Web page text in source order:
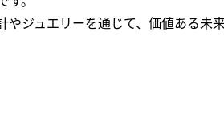
ジュエリーを通じて、価値ある未